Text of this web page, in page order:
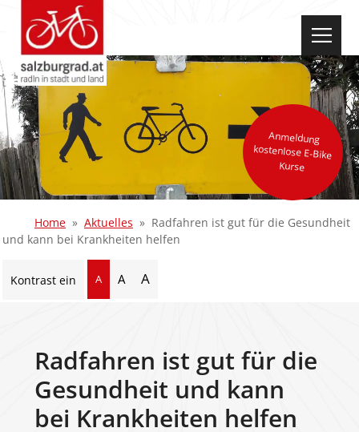
Anmeldung
kostenlose E-Bike
Kurse
Home Aktuelles
Radfahren ist gut für die Gesundheit
und kann bei Krankheiten helfen
Kontrast ein A A A
Radfahren ist gut für die
Gesundheit und kann
bei Krankheiten helfen